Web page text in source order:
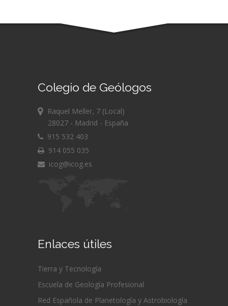
Colegio de Geólogos
Raquel Meller, 7 (Local)
28027 - Madrid - España
915 532 403
914 055 035
icog@icog.es
Enlaces útiles
Tierra y Tecnología
Escuela de Geología Profesional
Red Española de Planetología y Astrobiología